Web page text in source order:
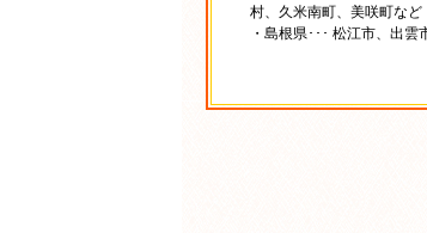
村、久米南町、美咲町など
・島根県･･･ 松江市、出